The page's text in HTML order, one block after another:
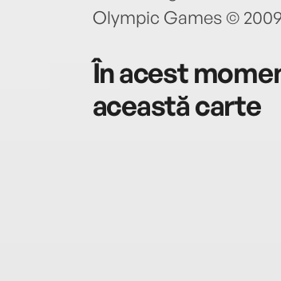
Olympic Games ©
În acest
această carte